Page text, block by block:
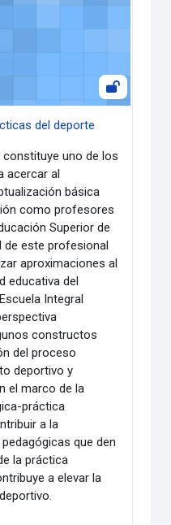
del deporte
constituye uno de los
acercar al
básica
como profesores
Superior de
de este profesional
aproximaciones al
educativa del
Integral
constructos
del proceso
deportivo y
el marco de la
práctica
a la
que den
la práctica
a elevar la